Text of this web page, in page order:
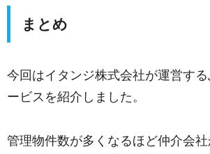
まとめ
今回はイタンジ株式会社が運営す
ービスを紹介しました。
管理物件数が多くなるほど仲介会